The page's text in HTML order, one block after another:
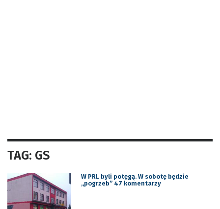
TAG: GS
W PRL byli potęgą. W sobotę będzie
„pogrzeb” 47 komentarzy